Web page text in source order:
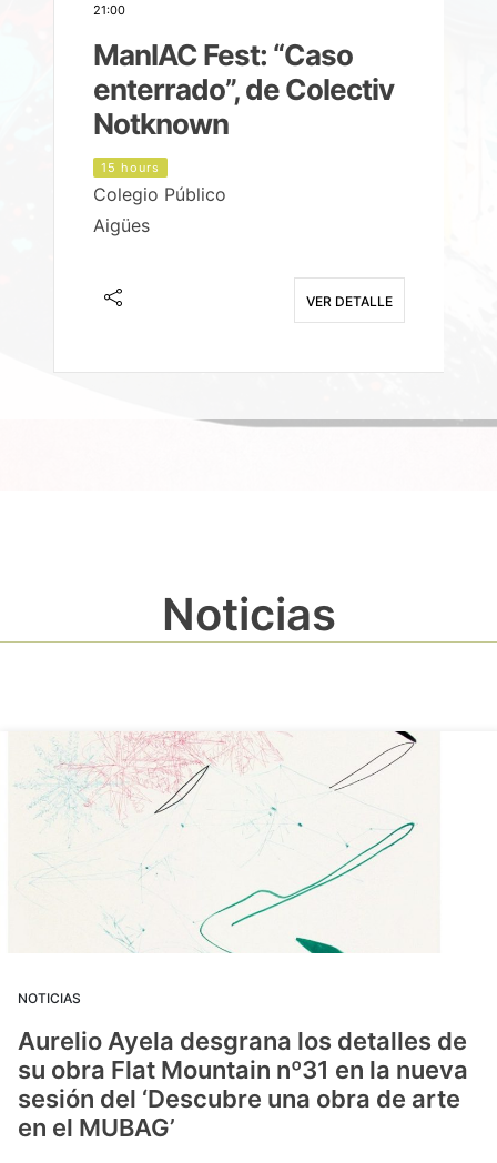
21:00
ManIAC Fest: “Caso
enterrado”, de Colectiv
Notknown
15 hours
Colegio Público
Aigües
VER DETALLE
Noticias
NOTICIAS
Aurelio Ayela desgrana los detalles de
su obra Flat Mountain nº31 en la nueva
sesión del ‘Descubre una obra de arte
en el MUBAG’